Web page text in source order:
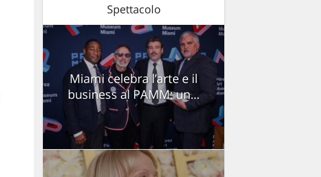
Spettacolo
Miami celebra l’arte e il
business al PAMM: un...